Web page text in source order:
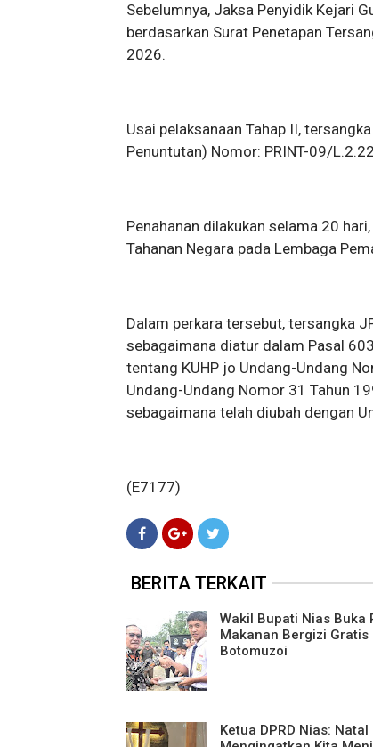
Sebelumnya, Jaksa Penyidik Kejari
berdasarkan Surat Penetapan
2026.
Usai pelaksanaan Tahap II,
Penuntutan) Nomor: PRINT-09/
Penahanan dilakukan selama 20
Tahanan Negara pada Lembaga
Dalam perkara tersebut, tersangka
sebagaimana diatur dalam Pasal
tentang KUHP jo Undang-Undang
Undang-Undang Nomor 31 Tahun
sebagaimana telah diubah dengan
(E7177)
BERITA TERKAIT
Wakil Bupati Nias Buka
Makanan Bergizi Gratis
Botomuzoi
Ketua DPRD Nias: Natal